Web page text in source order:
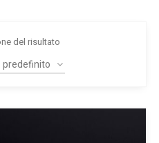
del risultato